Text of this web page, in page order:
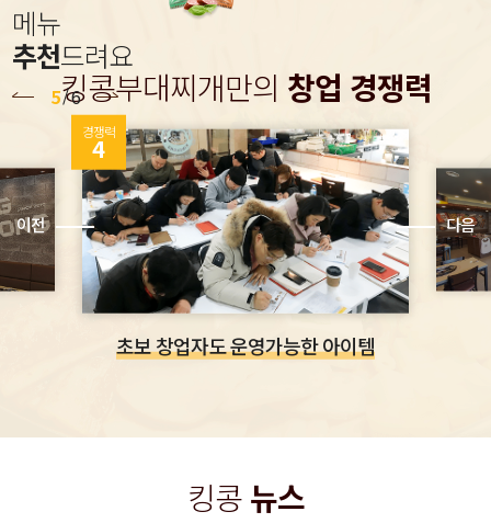
메뉴
추천드려요
5/6
킹콩부대찌개만의 창업 경쟁력
경쟁력
4
초보 창업자도 운영가능한 아이템
이전 다음
킹콩 뉴스